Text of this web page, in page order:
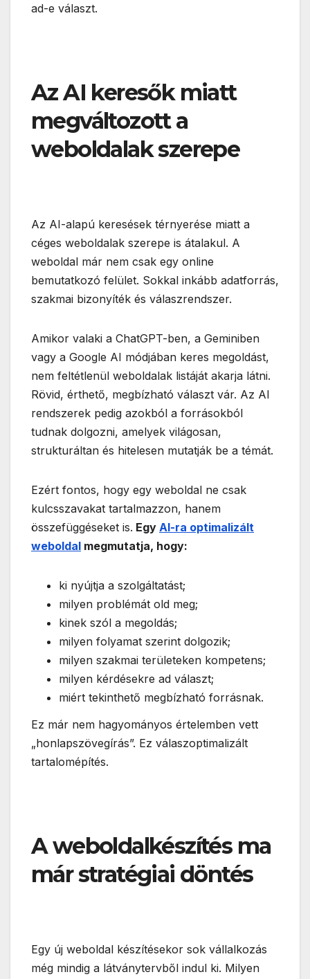
ad-e választ.
Az AI keresők miatt
megváltozott a
weboldalak szerepe
Az AI-alapú keresések térnyerése miatt a
céges weboldalak szerepe is átalakul. A
weboldal már nem csak egy online
bemutatkozó felület. Sokkal inkább adatforrás,
szakmai bizonyíték és válaszrendszer.
Amikor valaki a ChatGPT-ben, a Geminiben
vagy a Google AI módjában keres megoldást,
nem feltétlenül weboldalak listáját akarja látni.
Rövid, érthető, megbízható választ vár. Az AI
rendszerek pedig azokból a forrásokból
tudnak dolgozni, amelyek világosan,
strukturáltan és hitelesen mutatják be a témát.
Ezért fontos, hogy egy weboldal ne csak
kulcsszavakat tartalmazzon, hanem
összefüggéseket is. Egy AI-ra optimalizált
weboldal megmutatja, hogy:
ki nyújtja a szolgáltatást;
milyen problémát old meg;
kinek szól a megoldás;
milyen folyamat szerint dolgozik;
milyen szakmai területeken kompetens;
milyen kérdésekre ad választ;
miért tekinthető megbízható forrásnak.
Ez már nem hagyományos értelemben vett
„honlapszövegírás”. Ez válaszoptimalizált
tartalomépítés.
A weboldalkészítés ma
már stratégiai döntés
Egy új weboldal készítésekor sok vállalkozás
még mindig a látványtervből indul ki. Milyen